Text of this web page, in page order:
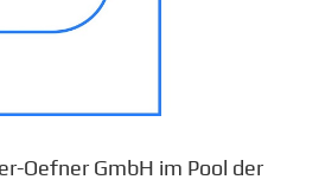
Oefner GmbH im Pool der